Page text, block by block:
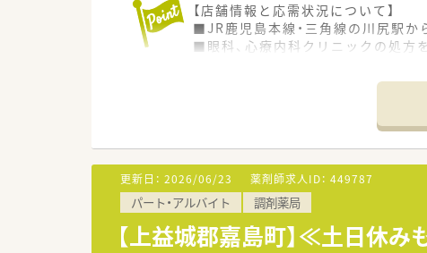
【店舗情報と応需状況について】
■JR鹿児島本線・三角線の川尻駅か
■眼科、心療内科クリニックの処方
■今回は事業拡大に伴う増員募集の
■未経験やブランクのある方も歓
■経験やスキルよりも、協調性をも
【法人特徴について】
■熊本と福岡県大牟田市に3店舗の
■社員が働きやすい職場環境づくり
■眼科や内科を中心に地域医療を支
更新日： 2026/06/23 薬剤師求人ID： 449787
パート・アルバイト 調剤薬局
【上益城郡嘉島町】≪土日休